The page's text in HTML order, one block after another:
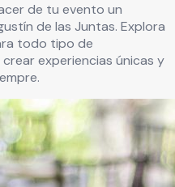
de tu evento un
de las Juntas. Explora
todo tipo de
experiencias únicas y